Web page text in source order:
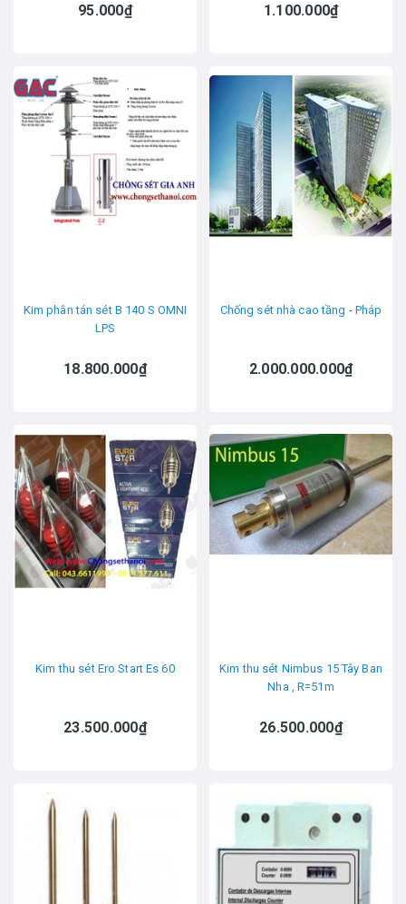
95.000₫ 1.100.000₫
Kim phân tán sét B 140 S OMNI
LPS
18.800.000₫
Chống sét nhà cao tầng - Pháp
2.000.000.000₫
Kim thu sét Ero Start Es 60
23.500.000₫
Kim thu sét Nimbus 15 Tây Ban
Nha , R=51m
26.500.000₫